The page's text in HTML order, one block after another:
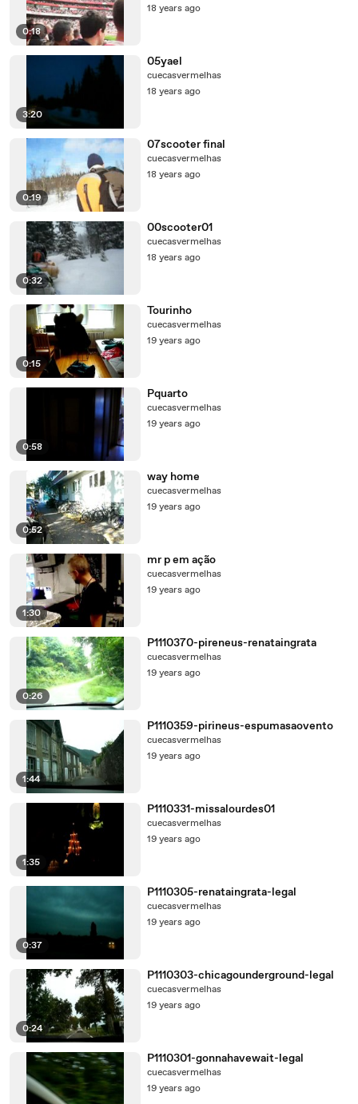
0:18
18 years ago
3:20
05yael
cuecasvermelhas
18 years ago
0:19
07scooter final
cuecasvermelhas
18 years ago
0:32
00scooter01
cuecasvermelhas
18 years ago
0:15
Tourinho
cuecasvermelhas
19 years ago
0:58
Pquarto
cuecasvermelhas
19 years ago
0:52
way home
cuecasvermelhas
19 years ago
1:30
mr p em ação
cuecasvermelhas
19 years ago
0:26
P1110370-pireneus-renataingrata
cuecasvermelhas
19 years ago
1:44
P1110359-pirineus-espumasaovento
cuecasvermelhas
19 years ago
1:35
P1110331-missalourdes01
cuecasvermelhas
19 years ago
0:37
P1110305-renataingrata-legal
cuecasvermelhas
19 years ago
0:24
P1110303-chicagounderground-legal
cuecasvermelhas
19 years ago
P1110301-gonnahavewait-legal
cuecasvermelhas
19 years ago